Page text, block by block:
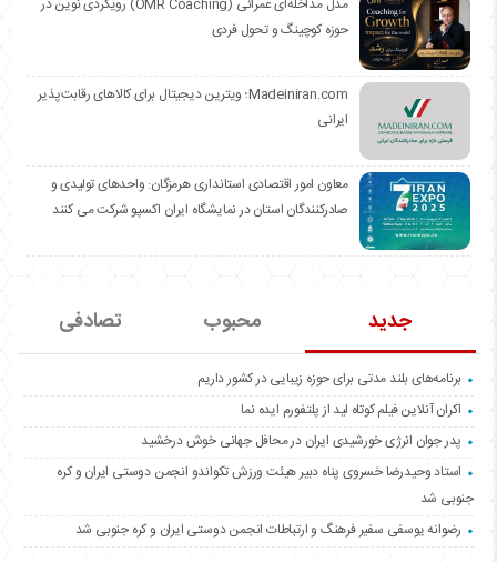
مدل مداخله‌ای عمرائی (OMR Coaching) رویکردی نوین در
حوزه کوچینگ و تحول فردی
Madeiniran.com؛ ویترین دیجیتال برای کالاهای رقابت‌پذیر
ایرانی
معاون امور اقتصادی استانداری هرمزگان: واحدهای تولیدی و
صادرکنندگان استان در نمایشگاه ایران اکسپو شرکت می کنند
جدید محبوب تصادفی
برنامه‌های بلند مدتی برای حوزه زیبایی در کشور داریم
اکران آنلاین فیلم کوتاه لید از پلتفورم ایده نما
پدر جوان انرژی خورشیدی ایران در محافل جهانی خوش درخشید
استاد وحیدرضا خسروی پناه دبیر هیئت ورزش تکواندو انجمن دوستی ایران و کره
جنوبی شد
رضوانه یوسفی سفیر فرهنگ و ارتباطات انجمن دوستی ایران و کره جنوبی شد